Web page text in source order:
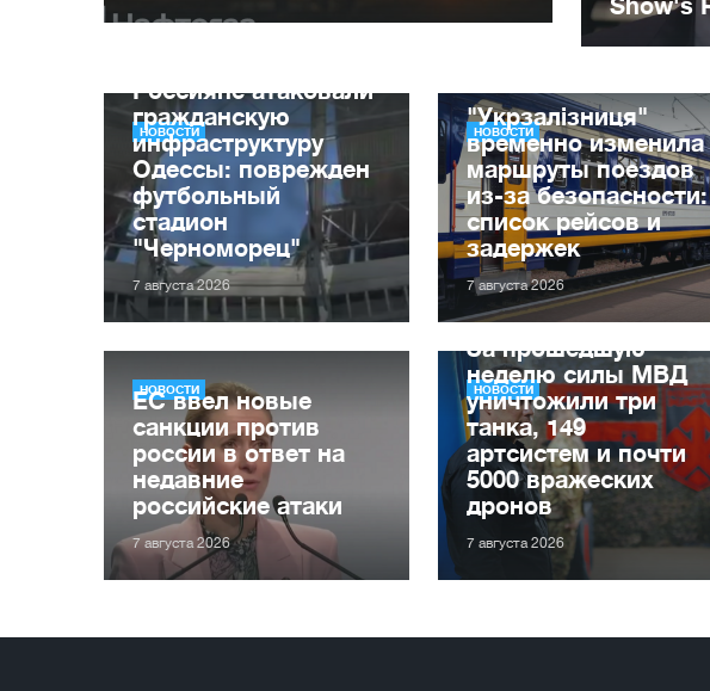
НОВОСТИ
Россияне атаковали
гражданскую
инфраструктуру
Одессы: поврежден
футбольный
стадион
"Черноморец"
7 августа 2026
НОВОСТИ
"Укрзалізниця"
временно изменила
маршруты поездов
из-за безопасности:
список рейсов и
задержек
7 августа 2026
НОВОСТИ
ЕС ввел новые
санкции против
россии в ответ на
недавние
российские атаки
7 августа 2026
НОВОСТИ
За прошедшую
неделю силы МВД
уничтожили три
танка, 149
артсистем и почти
5000 вражеских
дронов
7 августа 2026